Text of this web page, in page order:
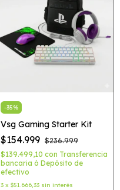
-35%
Vsg Gaming Starter Kit
$154.999 $236.999
$139.499,10 con Transferencia
bancaria ó Depósito de
efectivo
3 x $51.666,33 sin interés